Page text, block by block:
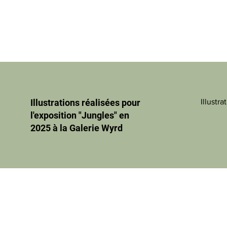
Illustrations réalisées pour
l'exposition "Jungles" en
2025 à la Galerie Wyrd